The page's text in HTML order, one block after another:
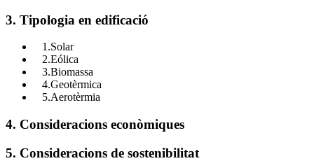
3. Tipologia en edificació
1.Solar
2.Eólica
3.Biomassa
4.Geotèrmica
5.Aerotèrmia
4. Consideracions econòmiques
5. Consideracions de sostenibilitat